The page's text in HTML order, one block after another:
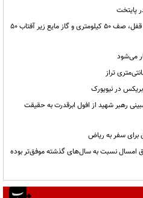
پایتخت
ریمـدان در آستانه بحران؛ ۳ هزار کامیون قفل، صف ۵۰ کیلومتری و گاز مایع زیر آفتاب ۵۰
می‌شود
در نیویورک
رهبر شهید از افول ابرقدرت به حقیقت
برای سفر به ریاض
امسال نسبت به سال‌های گذشته موفق‌تر بوده